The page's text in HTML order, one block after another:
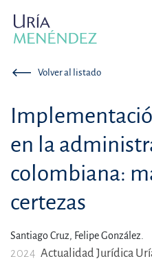
Volver al listado
en la
colombiana:
certezas
Santiago Cruz, Felipe González.
2024 Actualidad Jurídica